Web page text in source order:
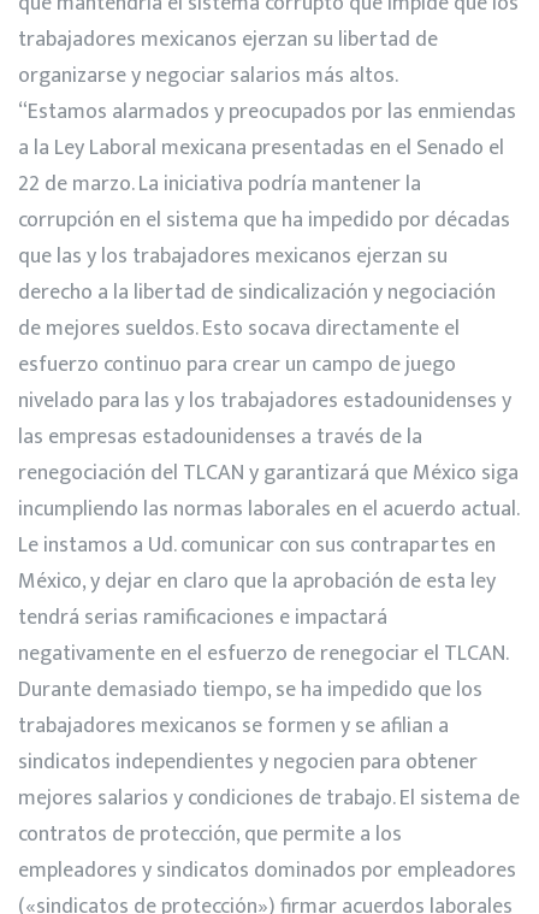
trabajadores mexicanos ejerzan su libertad de
organizarse y negociar salarios más altos.
“Estamos alarmados y preocupados por las enmiendas
a la Ley Laboral mexicana presentadas en el Senado el
22 de marzo. La iniciativa podría mantener la
corrupción en el sistema que ha impedido por décadas
que las y los trabajadores mexicanos ejerzan su
derecho a la libertad de sindicalización y negociación
de mejores sueldos. Esto socava directamente el
esfuerzo continuo para crear un campo de juego
nivelado para las y los trabajadores estadounidenses y
las empresas estadounidenses a través de la
renegociación del TLCAN y garantizará que México siga
incumpliendo las normas laborales en el acuerdo actual.
Le instamos a Ud. comunicar con sus contrapartes en
México, y dejar en claro que la aprobación de esta ley
tendrá serias ramificaciones e impactará
negativamente en el esfuerzo de renegociar el TLCAN.
Durante demasiado tiempo, se ha impedido que los
trabajadores mexicanos se formen y se afilian a
sindicatos independientes y negocien para obtener
mejores salarios y condiciones de trabajo. El sistema de
contratos de protección, que permite a los
empleadores y sindicatos dominados por empleadores
(«sindicatos de protección») firmar acuerdos laborales